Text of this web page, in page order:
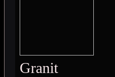
Granit